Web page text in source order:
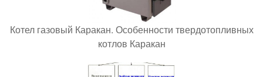
Котел газовый Каракан. Особенности твердотопливных
котлов Каракан